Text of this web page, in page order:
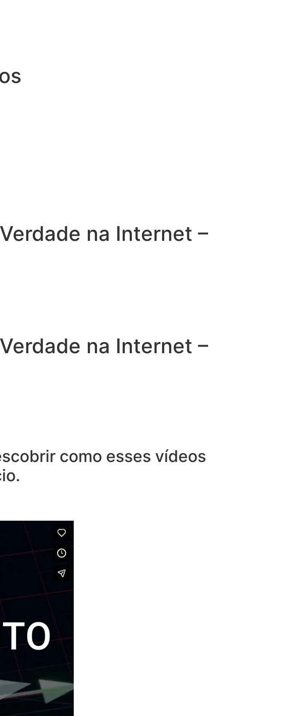
na Internet –
na Internet –
como esses vídeos